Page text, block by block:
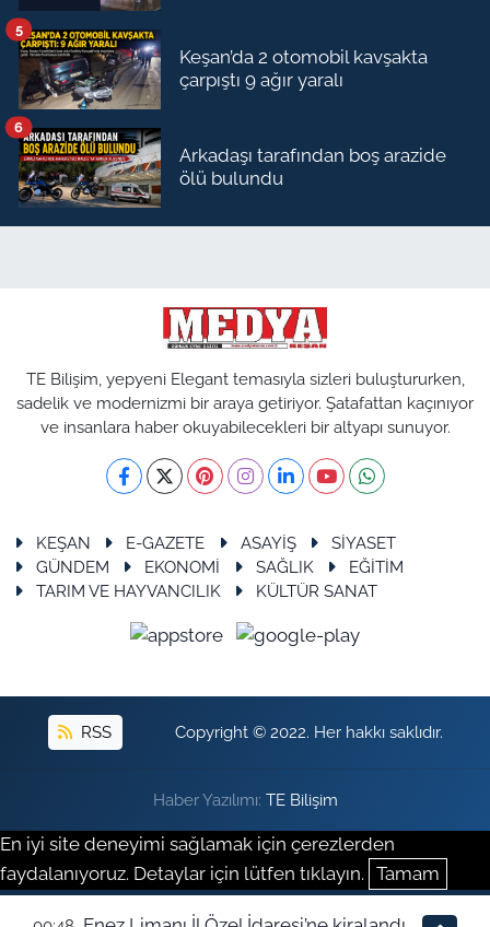
Keşan’da 2 otomobil kavşakta
çarpıştı 9 ağır yaralı
5
Arkadaşı tarafından boş arazide
ölü bulundu
6
TE Bilişim, yepyeni Elegant temasıyla sizleri buluştururken,
sadelik ve modernizmi bir araya getiriyor. Şatafattan kaçınıyor
ve insanlara haber okuyabilecekleri bir altyapı sunuyor.
KEŞAN E-GAZETE ASAYİŞ
SİYASET
GÜNDEM
EKONOMİ SAĞLIK
EĞİTİM
TARIM VE HAYVANCILIK
KÜLTÜR SANAT
RSS Copyright © 2022. Her hakkı saklıdır.
Haber Yazılımı: TE Bilişim
En iyi site deneyimi sağlamak için çerezlerden
faydalanıyoruz. Detaylar için lütfen tıklayın. Tamam